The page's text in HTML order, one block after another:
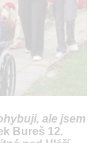
ale jsem
Bureš 12.